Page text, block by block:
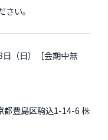
い。
（日）［会期中無
都豊島区駒込1-14-6 株